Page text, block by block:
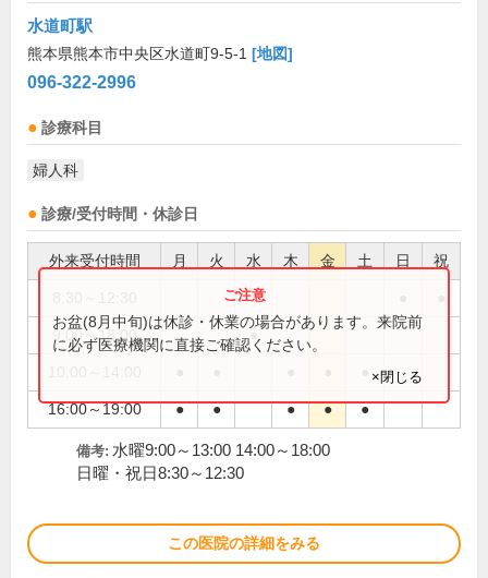
水道町駅
熊本県熊本市中央区水道町9-5-1 [地図]
096-322-2996
診療科目
婦人科
診療/受付時間・休診日
外来受付時間 月 火 水 木 金 土 日 祝
9:00～18:00 ●
16:00～19:00 ● ● ● ● ●
お盆(8月中旬)は休診・休業の場合があります。来院前
に必ず医療機関に直接ご確認ください。
×閉じる
備考: 水曜9:00～13:00 14:00～18:00
日曜・祝日8:30～12:30
この医院の詳細をみる